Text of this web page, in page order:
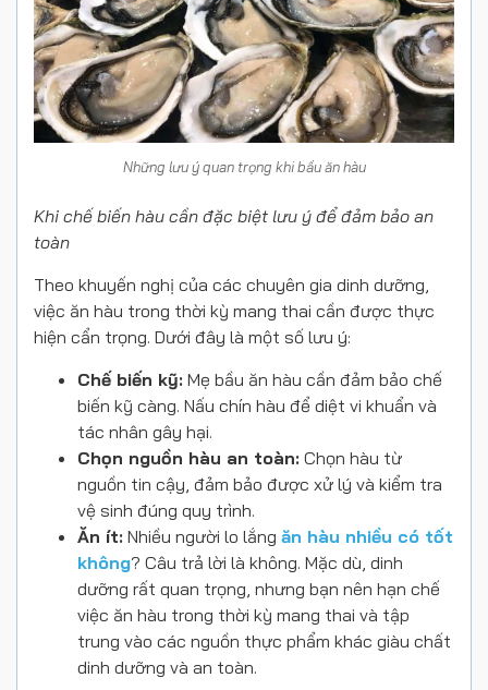
Những lưu ý quan trọng khi bầu ăn hàu
Khi chế biến hàu cần đặc biệt lưu ý để đảm bảo an
toàn
Theo khuyến nghị của các chuyên gia dinh dưỡng,
việc ăn hàu trong thời kỳ mang thai cần được thực
hiện cẩn trọng. Dưới đây là một số lưu ý:
Chế biến kỹ: Mẹ bầu ăn hàu cần đảm bảo chế
biến kỹ càng. Nấu chín hàu để diệt vi khuẩn và
tác nhân gây hại.
Chọn nguồn hàu an toàn: Chọn hàu từ
nguồn tin cậy, đảm bảo được xử lý và kiểm tra
vệ sinh đúng quy trình.
Ăn ít: Nhiều người lo lắng ăn hàu nhiều có tốt
không? Câu trả lời là không. Mặc dù, dinh
dưỡng rất quan trọng, nhưng bạn nên hạn chế
việc ăn hàu trong thời kỳ mang thai và tập
trung vào các nguồn thực phẩm khác giàu chất
dinh dưỡng và an toàn.